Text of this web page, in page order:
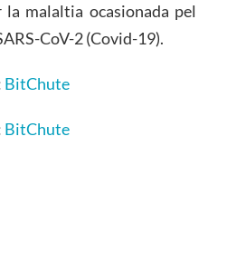
malaltia ocasionada pel
CoV-2 (Covid-19).
BitChute
BitChute